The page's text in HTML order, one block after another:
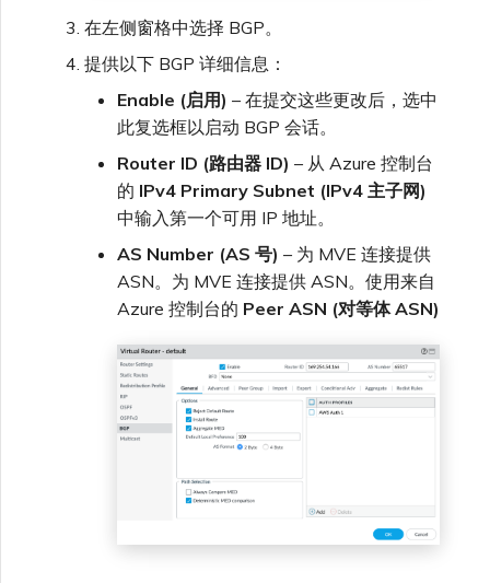
在左侧窗格中选择 BGP。
提供以下 BGP 详细信息：
Enable (启用) – 在提交这些更改后，选中
此复选框以启动 BGP 会话。
Router ID (路由器 ID) – 从 Azure 控制台
的 IPv4 Primary Subnet (IPv4 主子网)
中输入第一个可用 IP 地址。
AS Number (AS 号) – 为 MVE 连接提供
ASN。为 MVE 连接提供 ASN。使用来自
Azure 控制台的 Peer ASN (对等体 ASN)